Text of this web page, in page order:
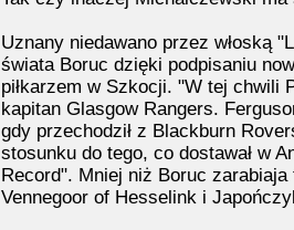
Uznany niedawano przez włoską
świata Boruc dzięki podpisaniu
piłkarzem w Szkocji. "W tej chwili
kapitan Glasgow Rangers.
gdy przechodził z Blackburn
stosunku do tego, co dostawał w
Record". Mniej niż Boruc
Vennegoor of Hesselink i